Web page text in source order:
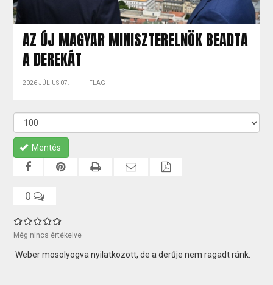
AZ ÚJ MAGYAR MINISZTERELNÖK BEADTA
A DEREKÁT
2026 JÚLIUS 07. FLAG
Mentés
0
Még nincs értékelve
Weber mosolyogva nyilatkozott, de a derűje nem ragadt ránk.